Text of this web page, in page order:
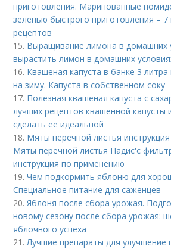
приготовления. Маринованные
зеленью быстрого приготовления –
рецептов
15. Выращивание лимона в домашних
вырастить лимон в домашних
16. Квашеная капуста в банке 3
на зиму. Капуста в собственном соку
17. Полезная квашеная капуста с
лучших рецептов квашенной капусты
сделать ее идеальной
18. Мяты перечной листья
Мяты перечной листья Падис'с
инструкция по применению
19.Чем подкормить яблоню для
Специальное питание для саженцев
20.Яблоня после сбора урожая.
новому сезону после сбора урожая:
яблочного успеха
21.Лучшие препараты для улучшение